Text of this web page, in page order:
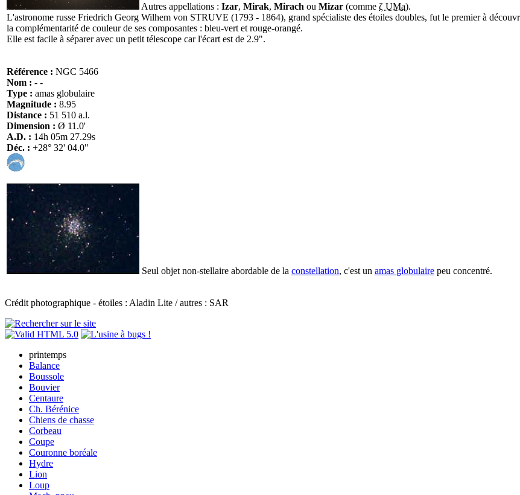
Autres appellations : Izar, Mirak, Mirach ou Mizar (comme ζ UMa).
L'astronome russe Friedrich Georg Wilhem von STRUVE (1793 - 1864), grand spécialiste des étoiles doubles, fut le premier à
la complémentarité de couleur de ses composantes : bleu-vert et rouge-orangé.
Elle est facile à séparer avec un petit télescope car l'écart est de 2.9".
Référence : NGC 5466
Nom : - -
Type : amas globulaire
Magnitude : 8.95
Distance : 51 510 a.l.
Dimension : Ø 11.0'
A.D. : 14h 05m 27.29s
Déc. : +28° 32' 04.0"
Seul objet non-stellaire abordable de la constellation, c'est un amas globulaire peu concentré.
Crédit photographique - étoiles : Aladin Lite / autres : SAR
printemps
Balance
Boussole
Bouvier
Centaure
Ch. Bérénice
Chiens de chasse
Corbeau
Coupe
Couronne boréale
Hydre
Lion
Loup